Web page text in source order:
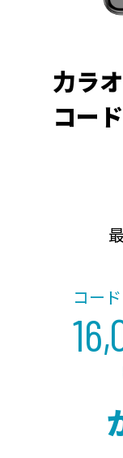
力ラ
コー
コード